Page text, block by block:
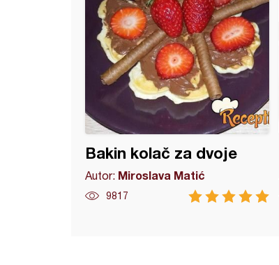
Bakin kolač za dvoje
Autor: Miroslava Matić
9817